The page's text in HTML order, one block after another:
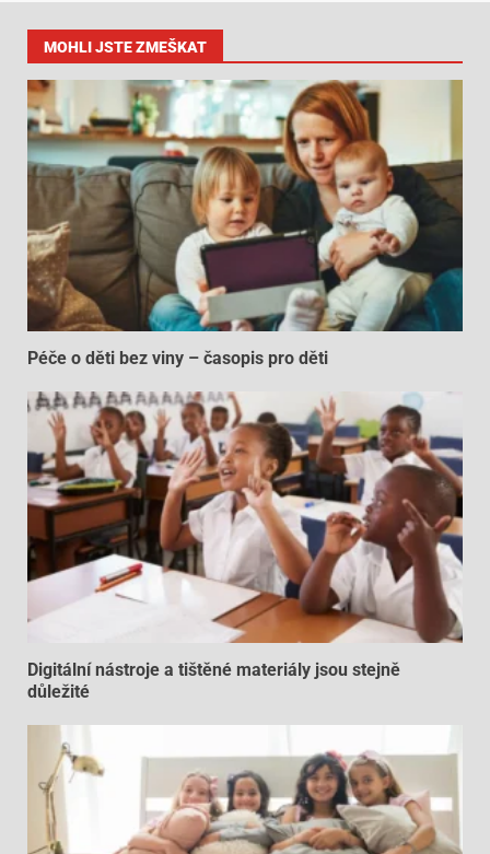
MOHLI JSTE ZMEŠKAT
Péče o děti bez viny – časopis pro děti
Digitální nástroje a tištěné materiály jsou stejně
důležité